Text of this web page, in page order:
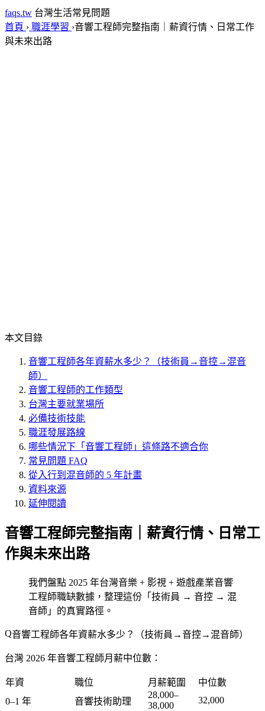
faqs.tw 台灣生活常見問題
首頁 › 職涯學習 ›音響工程師完整指南｜薪資行情、日常工作
與未來出路
本文目錄
音響工程師各年資薪水多少？（技術員→音控→混音
師）
音響工程師的工作類型
台灣主要就業場所
必備技術技能
職涯發展路線
哪些情況下「音響工程師」這條路不適合你
常見問題 FAQ
從入行到混音師的 5 年計畫
資料來源
延伸閱讀
音響工程師完整指南｜薪資行情、日常工
作與未來出路
我們盤點 2025 年台灣音樂 + 影視 + 遊戲產業音響
工程師職缺數據，整理這份「技術員 → 音控 → 混
音師」的真實路徑。
音響工程師各年資薪水多少？（技術員→音控→混音師）
台灣 2026 年音響工程師月薪中位數：
年資 職位 月薪範圍
中位數
0–1 年
音響技術助理
28,000–
38,000
32,000